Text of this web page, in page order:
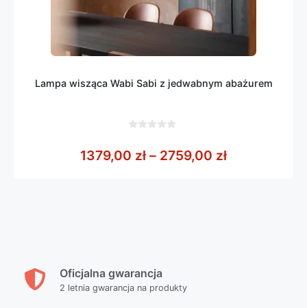
Lampa wisząca Wabi Sabi z jedwabnym abażurem
5
1379,00 zł – 2759,00 złZakres cen:
Oficjalna gwarancja
2 letnia gwarancja na produkty